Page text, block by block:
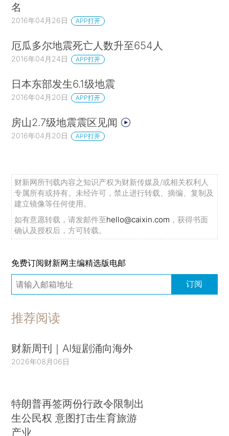
名
2016年04月26日 APP打开
厄瓜多尔地震死亡人数升至654人
2016年04月24日 APP打开
日本东部发生6.1级地震
2016年04月20日 APP打开
房山2.7级地震震区见闻
2016年04月20日 APP打开
财新网所刊载内容之知识产权为财新传媒及/或相关权利人
专属所有或持有。未经许可，禁止进行转载、摘编、复制及
建立镜像等任何使用。
如有意愿转载，请发邮件至hello@caixin.com ，获得书面
确认及授权后，方可转载。
免费订阅财新网主编精选版电邮
订阅
推荐阅读
财新周刊｜AI短剧涌向海外
2026年08月06日
特朗普再签两份行政令限制出
生公民权 意图打击生育旅游
产业